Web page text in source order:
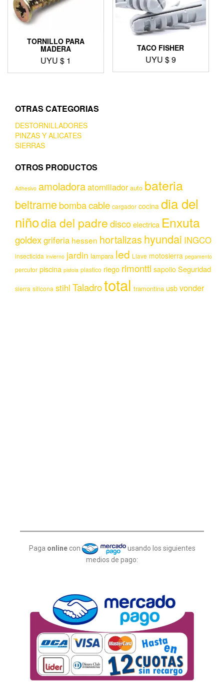
TORNILLO PARA
MADERA
UYU $ 1
TACO FISHER
UYU $9
OTRAS CATEGORIAS
DESTORNILLADORES
PINZAS Y ALICATES
SIERRAS
OTROS PRODUCTOS
Adhesivo amoladoraatornillador auto bateria
beltramebombacable cargador cocina dia del
niñodia del padrediscoelectrica Enxuta
goldexgriferia hessen hortalizas hyundai INGCO
insecticida invierno jardin lampara led Llave motosierra pegamento
percutor piscina pistola plastico riego rimontti sapolio Seguridad
sierra silicona stihl Taladrototal tramontina usbvonder
Paga online con
usando los siguientes
medios de pago: